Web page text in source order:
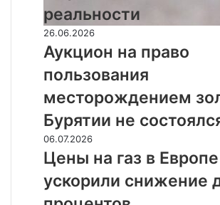
компаний
к
реальности
реальности
Аукцион
на
право
пользования
месторождением
золота
в
Бурятии
не
состоялся
26.06.2026
Аукцион на право
пользования
месторождением
Бурятии не
Цены
на
газ
в
Европе
06.07.2026
Цены на газ в Европе
ускорили снижение